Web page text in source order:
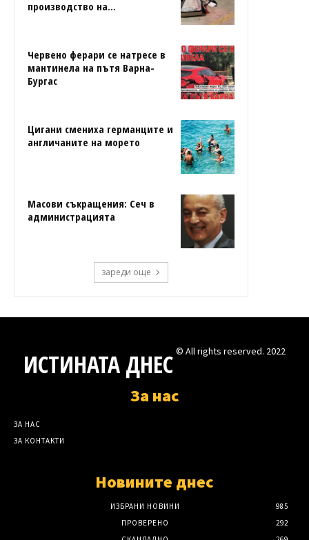
производство на...
Червено ферари се натресе в
мантинела на пътя Варна-
Бургас
Цигани смениха германците и
англичаните на морето
Масови съкращения: Сеч в
администрацията
зареди още
ИСТИНАТА ДНЕС © All rights reserved. 2022
За нас
ЗА НАС
ЗА КОНТАКТИ
Новините днес
ИЗБРАНИ НОВИНИ
985
ПРОВЕРЕНО
292